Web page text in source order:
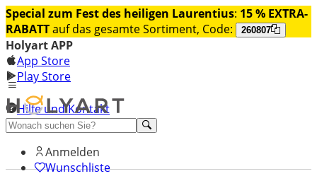
Special zum Fest des heiligen Laurentius: 15 % EXTRA-
RABATTauf das gesamte Sortiment, Code: 260807
Holyart APP
App Store
Play Store
Hilfe und Kontakt
Entdecken Sie Premium
Anmelden
Wunschliste